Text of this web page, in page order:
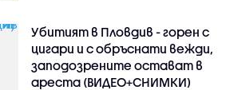
Убитият в Пловдив - горен с
цигари и с обръснати вежди,
заподозрените остават в
ареста (ВИДЕО+СНИМКИ)